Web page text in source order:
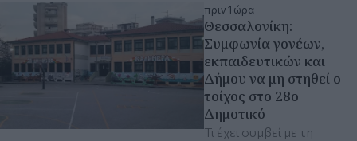
πριν 1 ώρα
Θεσσαλονίκη:
Συμφωνία γονέων,
εκπαιδευτικών και
Δήμου να μη στηθεί ο
τοίχος στο 28ο
Δημοτικό
Τι έχει συμβεί με τη